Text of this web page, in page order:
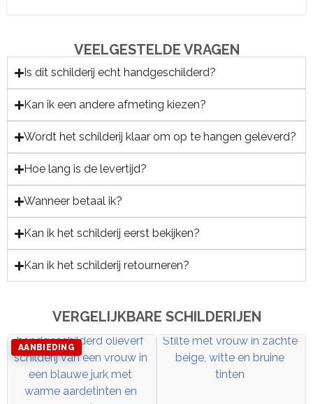
VEELGESTELDE VRAGEN
Is dit schilderij echt handgeschilderd?
Kan ik een andere afmeting kiezen?
Wordt het schilderij klaar om op te hangen geleverd?
Hoe lang is de levertijd?
Wanneer betaal ik?
Kan ik het schilderij eerst bekijken?
Kan ik het schilderij retourneren?
VERGELIJKBARE SCHILDERIJEN
AANBIEDING